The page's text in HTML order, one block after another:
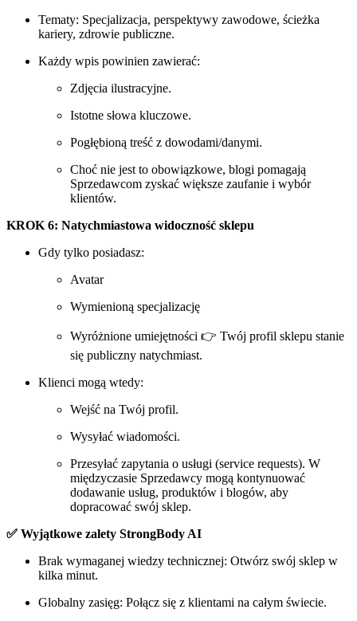
Tematy: Specjalizacja, perspektywy zawodowe, ścieżka
kariery, zdrowie publiczne.
Każdy wpis powinien zawierać:
Zdjęcia ilustracyjne.
Istotne słowa kluczowe.
Pogłębioną treść z dowodami/danymi.
Choć nie jest to obowiązkowe, blogi pomagają
Sprzedawcom zyskać większe zaufanie i wybór
klientów.
KROK 6: Natychmiastowa widoczność sklepu
Gdy tylko posiadasz:
Avatar
Wymienioną specjalizację
Wyróżnione umiejętności 👉 Twój profil sklepu stanie
się publiczny natychmiast.
Klienci mogą wtedy:
Wejść na Twój profil.
Wysyłać wiadomości.
Przesyłać zapytania o usługi (service requests). W
międzyczasie Sprzedawcy mogą kontynuować
dodawanie usług, produktów i blogów, aby
dopracować swój sklep.
✅ Wyjątkowe zalety StrongBody AI
Brak wymaganej wiedzy technicznej: Otwórz swój sklep w
kilka minut.
Globalny zasięg: Połącz się z klientami na całym świecie.